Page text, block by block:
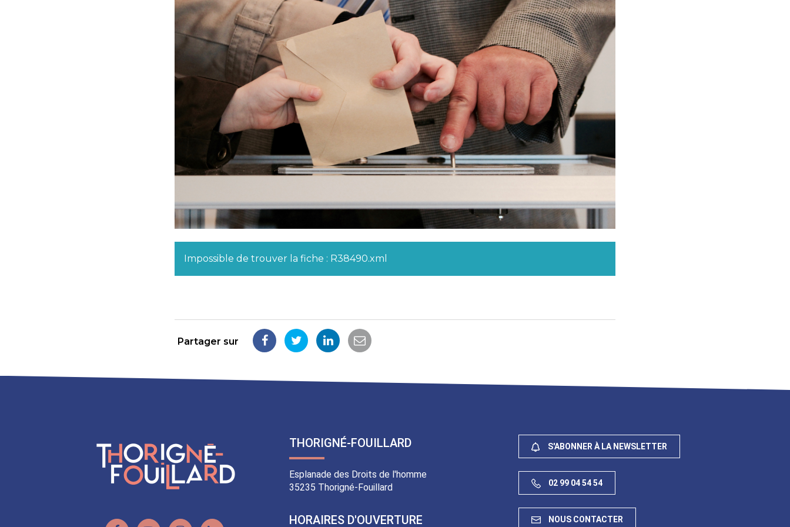
Impossible de trouver la fiche : R38490.xml
Partager sur
Partager
Facebook
Partager
Twitter
Partager
LinkedIn
Partager
email
THORIGNÉ-FOUILLARD
Esplanade des Droits de l'homme
35235 Thorigné-Fouillard
HORAIRES D'OUVERTURE
S'ABONNER À LA NEWSLETTER
02 99 04 54 54
NOUS CONTACTER